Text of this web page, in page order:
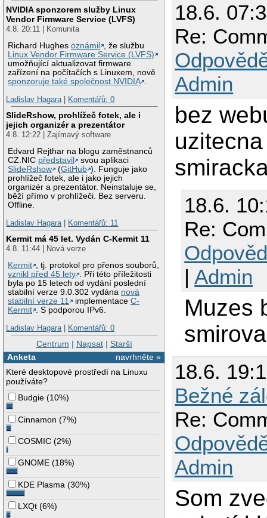
NVIDIA sponzorem služby Linux
Vendor Firmware Service (LVFS)
4.8. 20:11 | Komunita
Richard Hughesoznámil
, že službu
Linux Vendor Firmware Service (LVFS)
umožňující aktualizovat firmware
zařízení na počítačích s Linuxem, nově
sponzoruje také společnost NVIDIA .
Ladislav Hagara| Komentářů: 0
SlideRshow, prohlížeč fotek, ale i
jejich organizér a prezentátor
4.8. 12:22 | Zajímavý software
Edvard Rejthar na blogu zaměstnanců
CZ.NIC představil
svou aplikaci
SlideRshow
(GitHub ). Funguje jako
prohlížeč fotek, ale i jako jejich
organizér a prezentátor. Neinstaluje se,
běží přímo v prohlížeči. Bez serveru.
Offline.
Ladislav Hagara| Komentářů: 11
Kermit má 45 let. Vydán C-Kermit 11
4.8. 11:44 | Nová verze
Kermit , tj. protokol pro přenos souborů,
vznikl před 45 lety . Při této příležitosti
byla po 15 letech od vydání poslední
stabilní verze 9.0.302 vydána nová
stabilní verze 11
implementaceC-
Kermit . S podporou IPv6.
Ladislav Hagara| Komentářů: 0
Centrum | Napsat| Starší
navrhněte »
Anketa
Které desktopové prostředí na Linuxu
používáte?
Budgie (10%)
Cinnamon (7%)
COSMIC (2%)
GNOME (18%)
KDE Plasma (30%)
LXQt (6%)
18.6.
Re:
Admin
bez
18.6.
Re:
|Admin
Muzes
18.6.
Bežné
Re:
Admin
Som